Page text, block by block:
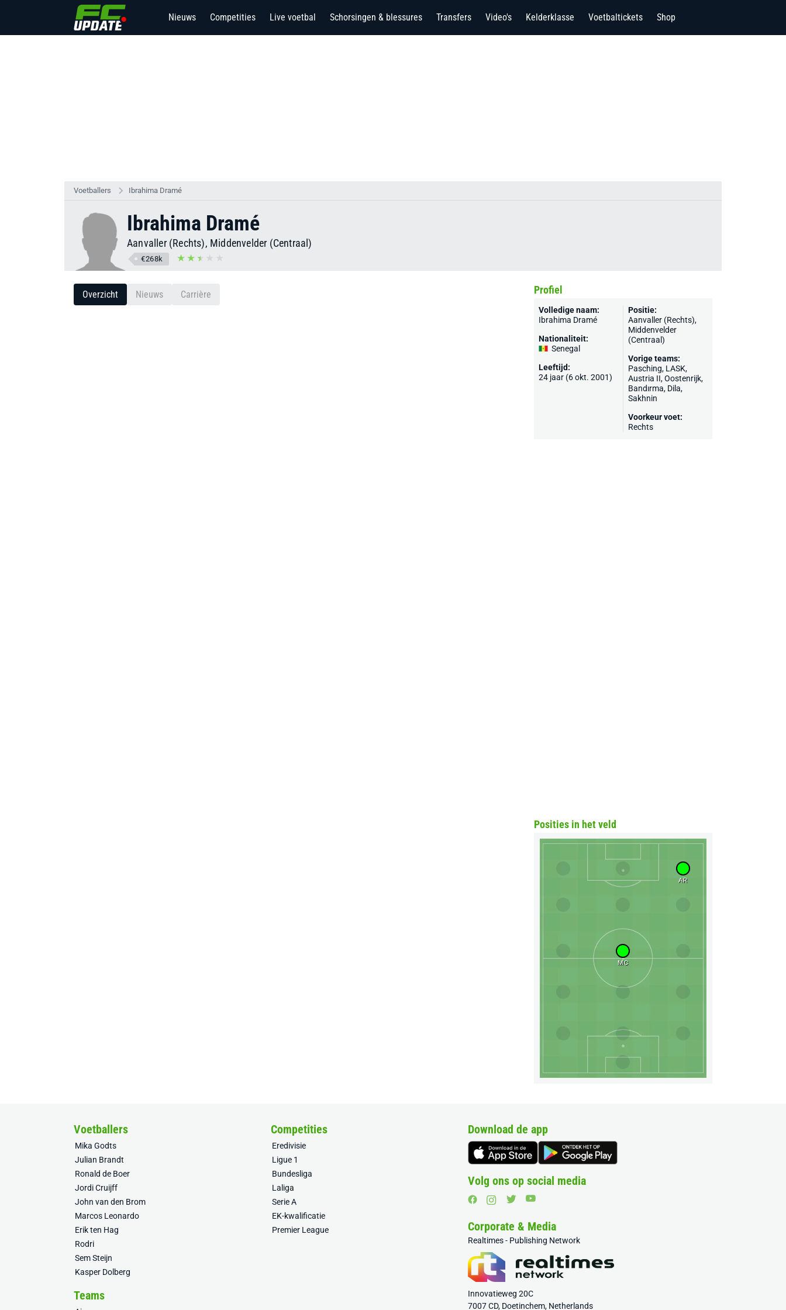
Nieuws Competities Live voetbal Schorsingen & blessures Transfers Video's Kelderklasse Voetbaltickets Shop
Voetballers Ibrahima Dramé
Ibrahima Dramé
Aanvaller (Rechts), Middenvelder (Centraal)
€268k
Overzicht Nieuws Carrière Profiel
Volledige naam:
Ibrahima Dramé
Nationaliteit:
Senegal
Leeftijd:
24 jaar (6 okt. 2001)
Positie:
Aanvaller (Rechts),
Middenvelder
(Centraal)
Vorige teams:
Pasching, LASK,
Austria II,Oostenrijk,
Bandırma, Dila,
Sakhnin
Voorkeur voet:
Rechts
Posities in het veld
AR
MC
Voetballers
Mika Godts
Julian Brandt
Ronald de Boer
Jordi Cruijff
John van den Brom
Marcos Leonardo
Erik ten Hag
Rodri
Sem Steijn
Kasper Dolberg
Competities
Eredivisie
Ligue 1
Bundesliga
Laliga
Serie A
EK-kwalificatie
Premier League
Teams
Download de app
Volg ons op social media
Corporate & Media
Realtimes - Publishing Network
Innovatieweg 20C
7007 CD, Doetinchem, Netherlands